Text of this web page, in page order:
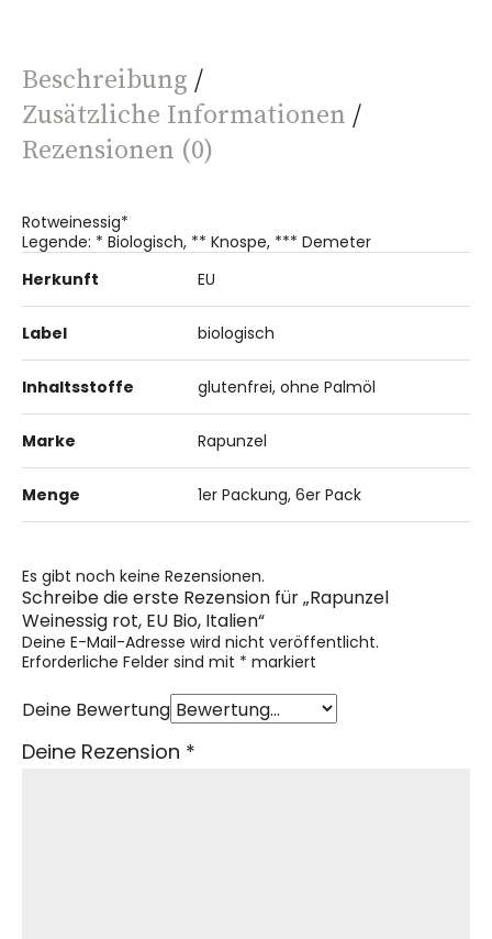
Beschreibung
Zusätzliche Informationen
Rezensionen (0)
Rotweinessig*
Legende: * Biologisch, ** Knospe, *** Demeter
Herkunft
EU
Label biologisch
Inhaltsstoffe glutenfrei, ohne Palmöl
Marke Rapunzel
Menge 1er Packung, 6er Pack
Es gibt noch keine Rezensionen.
Schreibe die erste Rezension für „Rapunzel
Weinessig rot, EU Bio, Italien“
Deine E-Mail-Adresse wird nicht veröffentlicht.
Erforderliche Felder sind mit * markiert
Deine Bewertung
Deine Rezension *